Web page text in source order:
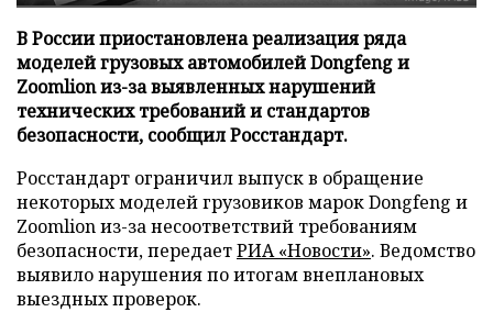
В России приостановлена реализация ряда
моделей грузовых автомобилей Dongfeng и
Zoomlion из-за выявленных нарушений
технических требований и стандартов
безопасности, сообщил Росстандарт.
Росстандарт ограничил выпуск в обращение
некоторых моделей грузовиков марок Dongfeng и
Zoomlion из-за несоответствий требованиям
безопасности, передаетРИА «Новости». Ведомство
выявило нарушения по итогам внеплановых
выездных проверок.